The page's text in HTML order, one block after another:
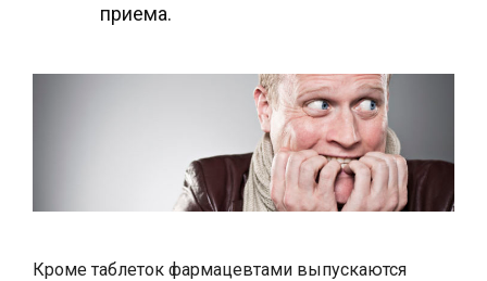
приема.
Кроме таблеток фармацевтами выпускаются